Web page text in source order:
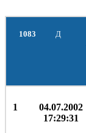
1083 Д
1
04.07.2002
17:29:31